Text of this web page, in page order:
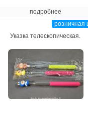
подробнее
розничная
Указка телескопическая.